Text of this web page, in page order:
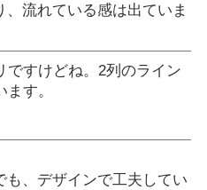
、流れている感は出ていま
ですけどね。2列のライン
す。
も、デザインで工夫してい